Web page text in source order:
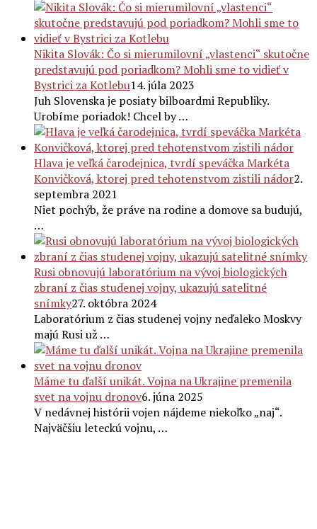
Nikita Slovák: Čo si mierumilovní „vlastenci“ skutočne
predstavujú pod poriadkom? Mohli sme to vidieť v
Bystrici za Kotlebu14. júla 2023
Juh Slovenska je posiaty bilboardmi Republiky.
Urobíme poriadok! Chcel by …
Hlava je veľká čarodejnica, tvrdí speváčka Markéta
Konvičková, ktorej pred tehotenstvom zistili nádor2.
septembra 2021
Niet pochýb, že práve na rodine a domove sa budujú,
…
Rusi obnovujú laboratórium na vývoj biologických
zbraní z čias studenej vojny, ukazujú satelitné
snímky27. októbra 2024
Laboratórium z čias studenej vojny neďaleko Moskvy
majú Rusi už …
Máme tu ďalší unikát. Vojna na Ukrajine premenila
svet na vojnu dronov6. júna 2025
V nedávnej histórii vojen nájdeme niekoľko „naj“.
Najväčšiu leteckú vojnu, …